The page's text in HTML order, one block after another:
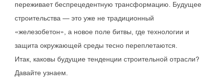
переживает беспрецедентную трансформацию. Будущее
строительства — это уже не традиционный
«железобетон», а новое поле битвы, где технологии и
защита окружающей среды тесно переплетаются.
Итак, каковы будущие тенденции строительной отрасли?
Давайте узнаем.